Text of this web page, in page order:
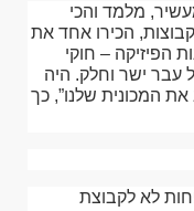
מלמד והכי
הכירו אחד את
הפיזיקה – חוקי
עבר ישר וחלק. היה
המכונית שלנו”, כך
לא לקבוצת